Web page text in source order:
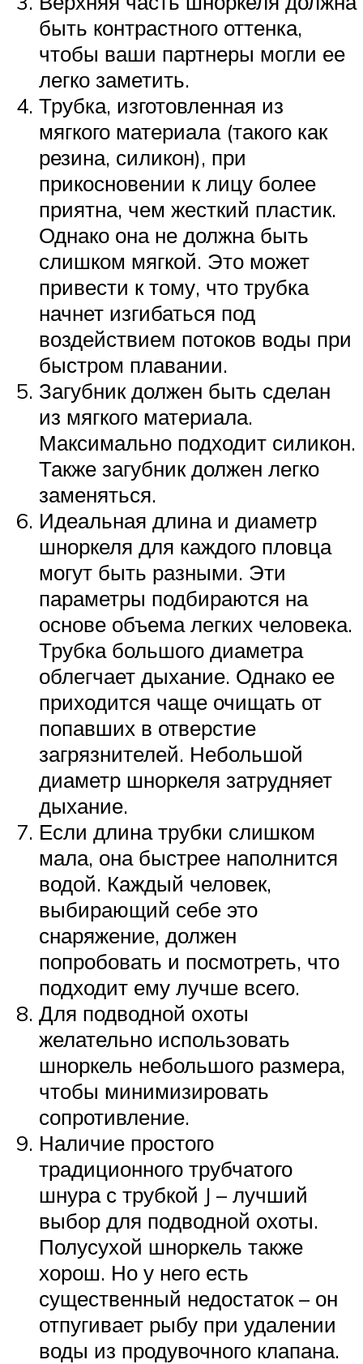
быть контрастного оттенка,
чтобы ваши партнеры могли ее
легко заметить.
Трубка, изготовленная ​​из
мягкого материала (такого как
резина, силикон), при
прикосновении к лицу более
приятна, чем жесткий пластик.
Однако она не должна быть
слишком мягкой. Это может
привести к тому, что трубка
начнет изгибаться под
воздействием потоков воды при
быстром плавании.
Загубник должен быть сделан
из мягкого материала.
Максимально подходит силикон.
Также загубник должен легко
заменяться.
Идеальная длина и диаметр
шноркеля для каждого пловца
могут быть разными. Эти
параметры подбираются на
основе объема легких человека.
Трубка большого диаметра
облегчает дыхание. Однако ее
приходится чаще очищать от
попавших в отверстие
загрязнителей. Небольшой
диаметр шноркеля затрудняет
дыхание.
Если длина трубки слишком
мала, она быстрее наполнится
водой. Каждый человек,
выбирающий себе это
снаряжение, должен
попробовать и посмотреть, что
подходит ему лучше всего.
Для подводной охоты
желательно использовать
шноркель небольшого размера,
чтобы минимизировать
сопротивление.
Наличие простого
традиционного трубчатого
шнура с трубкой J – лучший
выбор для подводной охоты.
Полусухой шноркель также
хорош. Но у него есть
существенный недостаток – он
отпугивает рыбу при удалении
воды из продувочного клапана.